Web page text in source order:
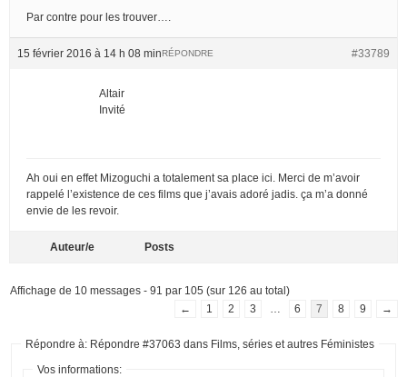
Par contre pour les trouver….
15 février 2016 à 14 h 08 min #33789
RÉPONDRE
Altair
Invité
Ah oui en effet Mizoguchi a totalement sa place ici. Merci de m’avoir
rappelé l’existence de ces films que j’avais adoré jadis. ça m’a donné
envie de les revoir.
Auteur/e Posts
Affichage de 10 messages - 91 par 105 (sur 126 au total)
←
1 2 3 6 7 8 9 →
Répondre à: Répondre #37063 dans Films, séries et autres Féministes
Vos informations: